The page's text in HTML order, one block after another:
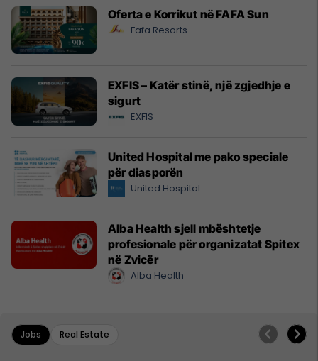
Oferta e Korrikut në FAFA Sun
Fafa Resorts
EXFIS – Katër stinë, një zgjedhje e
sigurt
EXFIS
United Hospital me pako speciale
për diasporën
United Hospital
Alba Health sjell mbështetje
profesionale për organizatat Spitex
në Zvicër
Alba Health
Jobs Real Estate